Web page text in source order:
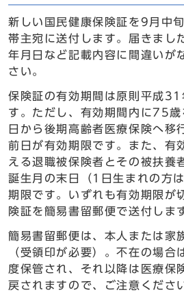
新しい国民健康保険証を9月中
帯主宛に送付します。届きまし
年月日など記載内容に間違いが
さい。
保険証の有効期間は原則平成
す。ただし、有効期間内に75歳
日から後期高齢者医療保険へ移
前日が有効期限です。また、有
える退職被保険者とその被扶養
誕生月の末日（1日生まれの方
期限です。いずれも有効期限が
険証を簡易書留郵便で送付しま
簡易書留郵便は、本人または家
（受領印が必要）。不在の場合
度保管され、それ以降は医療保
戻されますので、ご注意くださ